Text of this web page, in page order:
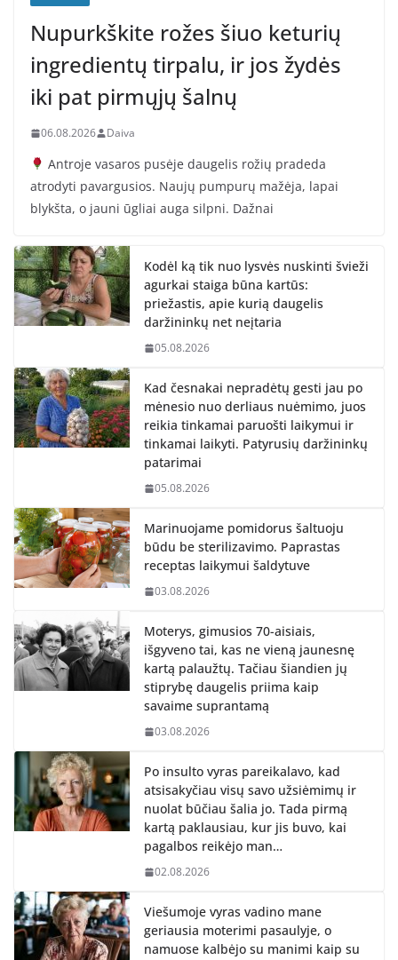
Nupurkškite rožes šiuo keturių
ingredientų tirpalu, ir jos žydės
iki pat pirmųjų šalnų
06.08.2026 Daiva
Antroje vasaros pusėje daugelis rožių pradeda
atrodyti pavargusios. Naujų pumpurų mažėja, lapai
blykšta, o jauni ūgliai auga silpni. Dažnai
Kodėl ką tik nuo lysvės nuskinti švieži
agurkai staiga būna kartūs:
priežastis, apie kurią daugelis
daržininkų net neįtaria
05.08.2026
Kad česnakai nepradėtų gesti jau po
mėnesio nuo derliaus nuėmimo, juos
reikia tinkamai paruošti laikymui ir
tinkamai laikyti. Patyrusių daržininkų
patarimai
05.08.2026
Marinuojame pomidorus šaltuoju
būdu be sterilizavimo. Paprastas
receptas laikymui šaldytuve
03.08.2026
Moterys, gimusios 70-aisiais,
išgyveno tai, kas ne vieną jaunesnę
kartą palaužtų. Tačiau šiandien jų
stiprybę daugelis priima kaip
savaime suprantamą
03.08.2026
Po insulto vyras pareikalavo, kad
atsisakyčiau visų savo užsiėmimų ir
nuolat būčiau šalia jo. Tada pirmą
kartą paklausiau, kur jis buvo, kai
pagalbos reikėjo man…
02.08.2026
Viešumoje vyras vadino mane
geriausia moterimi pasaulyje, o
namuose kalbėjo su manimi kaip su